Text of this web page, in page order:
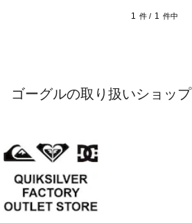
1 件 / 1 件中
ゴーグルの取り扱いショップ